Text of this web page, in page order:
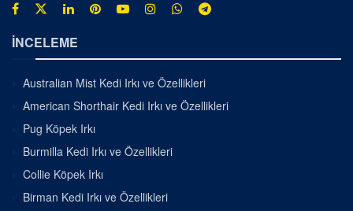
İNCELEME
Australian Mist Kedi Irkı ve Özellikleri
American Shorthair Kedi Irkı ve Özellikleri
Pug Köpek Irkı
Burmilla Kedi Irkı ve Özellikleri
Collie Köpek Irkı
Birman Kedi Irkı ve Özellikleri